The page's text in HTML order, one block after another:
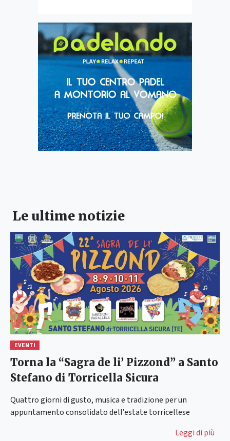
Le ultime notizie
EVENTI
Torna la “Sagra de li’ Pizzond” a Santo
Stefano di Torricella Sicura
Quattro giorni di gusto, musica e tradizione per un
appuntamento consolidato dell’estate torricellese
Leggi di più